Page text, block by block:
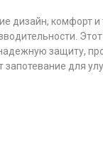
комфорт и
защиту,
для